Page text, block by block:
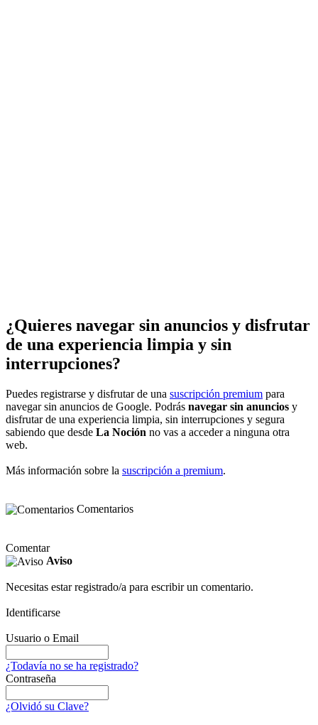
¿Quieres navegar sin anuncios y disfrutar
de una experiencia limpia y sin
interrupciones?
Puedes registrarse y disfrutar de una suscripción premium para
navegar sin anuncios de Google. Podrás navegar sin anuncios y
disfrutar de una experiencia limpia, sin interrupciones y segura
sabiendo que desde La Noción no vas a acceder a ninguna otra
web.
Más información sobre la suscripción a premium.
Comentarios
Comentar
Aviso
Necesitas estar registrado/a para escribir un comentario.
Identificarse
Usuario o Email
¿Todavía no se ha registrado?
Contraseña
¿Olvidó su Clave?